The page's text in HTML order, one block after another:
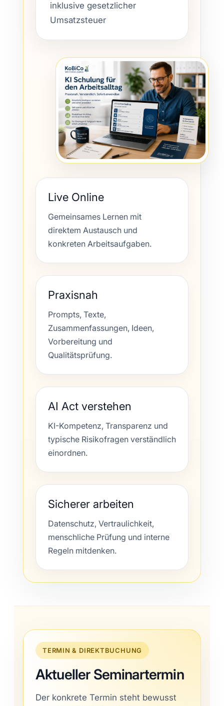
inklusive gesetzlicher
Umsatzsteuer
Live Online
Gemeinsames Lernen mit
direktem Austausch und
konkreten Arbeitsaufgaben.
Praxisnah
Prompts, Texte,
Zusammenfassungen, Ideen,
Vorbereitung und
Qualitätsprüfung.
AI Act verstehen
KI-Kompetenz, Transparenz und
typische Risikofragen verständlich
einordnen.
Sicherer arbeiten
Datenschutz, Vertraulichkeit,
menschliche Prüfung und interne
Regeln mitdenken.
TERMIN & DIREKTBUCHUNG
Aktueller Seminartermin
Der konkrete Termin steht bewusst